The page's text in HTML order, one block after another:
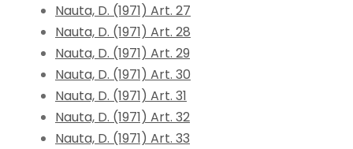
Nauta, D. (1971) Art. 27
Nauta, D. (1971) Art. 28
Nauta, D. (1971) Art. 29
Nauta, D. (1971) Art. 30
Nauta, D. (1971) Art. 31
Nauta, D. (1971) Art. 32
Nauta, D. (1971) Art. 33